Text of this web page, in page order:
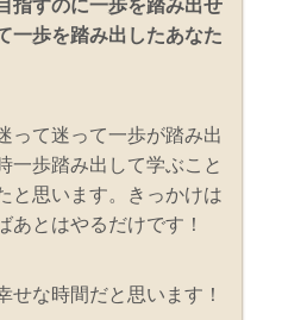
指すのに一歩を踏み出せ
一歩を踏み出したあなた
って迷って一歩が踏み出
一歩踏み出して学ぶこと
と思います。きっかけは
あとはやるだけです！
せな時間だと思います！